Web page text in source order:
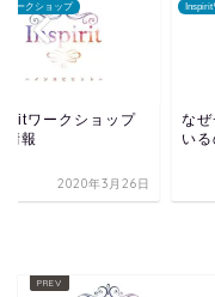
ワークショップ
ワークショップ
情報
2020年3月26日
な
いる